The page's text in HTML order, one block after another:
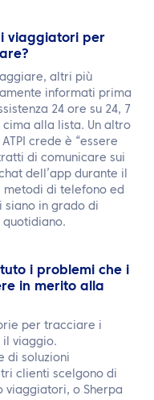
viaggiatori per
altri più
informati prima
24 ore su 24, 7
cima alla lista. Un altro
crede è “essere
di comunicare sui
dell’app durante il
metodi di telefono ed
siano in grado di
i problemi che i
in merito alla
per tracciare i
il viaggio.
di soluzioni
clienti scelgono di
viaggiatori, o Sherpa